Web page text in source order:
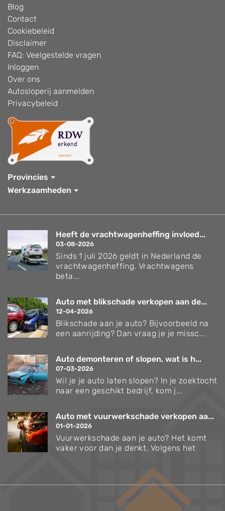
Blog
Contact
Cookiebeleid
Disclaimer
FAQ: Veelgestelde vragen
Inloggen
Over ons
Autosloperij aanmelden
Privacybeleid
Provincies
Werkzaamheden
Heeft de vrachtwagenheffing invloed...
03-08-2026
Sinds 1 juli 2026 geldt in Nederland de
vrachtwagenheffing. Vrachtwagens
beta...
Auto met blikschade verkopen aan de...
12-04-2026
Blikschade aan je auto? Bijvoorbeeld na
een aanrijding? Dan vraag je je missc...
Auto demonteren of slopen, wat is h...
07-03-2026
Wil je je auto laten slopen? In je zoektocht
naar een geschikt bedrijf, kom j...
Auto met vuurwerkschade verkopen aa...
01-01-2026
Vuurwerkschade aan je auto? Het komt
vaker voor dan je denkt. Volgens het